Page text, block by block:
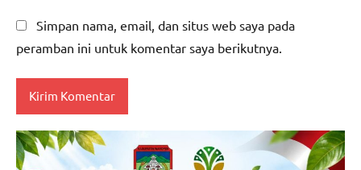
Simpan nama, email, dan situs web saya pada
peramban ini untuk komentar saya berikutnya.